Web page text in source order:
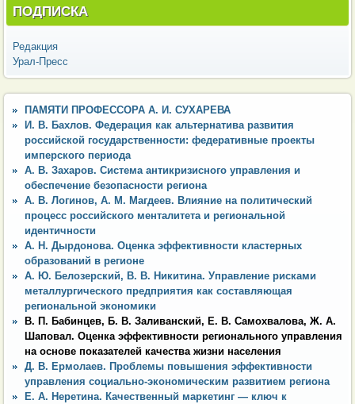
ПОДПИСКА
Редакция
Урал-Пресс
ПАМЯТИ ПРОФЕССОРА А. И. СУХАРЕВА
И. В. Бахлов. Федерация как альтернатива развития
российской государственности: федеративные проекты
имперского периода
А. В. Захаров. Система антикризисного управления и
обеспечение безопасности региона
А. В. Логинов, А. М. Магдеев. Влияние на политический
процесс российского менталитета и региональной
идентичности
А. Н. Дырдонова. Оценка эффективности кластерных
образований в регионе
А. Ю. Белозерский, В. В. Никитина. Управление рисками
металлургического предприятия как составляющая
региональной экономики
В. П. Бабинцев, Б. В. Заливанский, Е. В. Самохвалова, Ж. А.
Шаповал. Оценка эффективности регионального управления
на основе показателей качества жизни населения
Д. В. Ермолаев. Проблемы повышения эффективности
управления социально-экономическим развитием региона
Е. А. Неретина. Качественный маркетинг — ключ к